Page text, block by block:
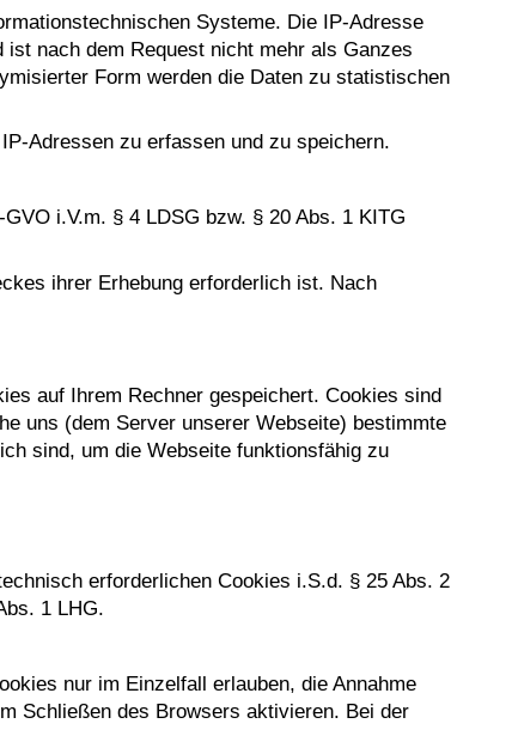
Systeme. Die IP-Adresse
nach dem Request nicht mehr als Ganzes
Form werden die Daten zu statistischen
Adressen zu erfassen und zu speichern.
i.V.m. § 4 LDSG bzw. § 20 Abs. 1 KITG
ihrer Erhebung erforderlich ist. Nach
auf Ihrem Rechner gespeichert. Cookies sind
uns (dem Server unserer Webseite) bestimmte
sind, um die Webseite funktionsfähig zu
erforderlichen Cookies i.S.d. § 25 Abs. 2
1 LHG.
nur im Einzelfall erlauben, die Annahme
Schließen des Browsers aktivieren. Bei der